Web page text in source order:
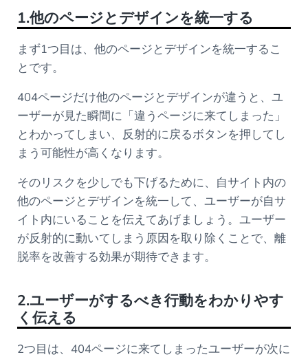
1.他のページとデザインを統一する
まず1つ目は、他のページとデザインを統一するこ
とです。
404ページだけ他のページとデザインが違うと、ユ
ーザーが見た瞬間に「違うページに来てしまった」
とわかってしまい、反射的に戻るボタンを押してし
まう可能性が高くなります。
そのリスクを少しでも下げるために、自サイト内の
他のページとデザインを統一して、ユーザーが自サ
イト内にいることを伝えてあげましょう。ユーザー
が反射的に動いてしまう原因を取り除くことで、離
脱率を改善する効果が期待できます。
2.ユーザーがするべき行動をわかりやす
く伝える
2つ目は、404ページに来てしまったユーザーが次に